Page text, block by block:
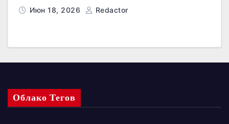
Июн 18, 2026 Redactor
Облако Тегов